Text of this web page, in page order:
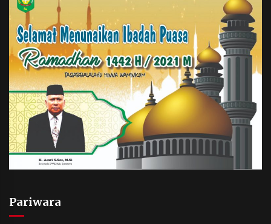
Pariwara